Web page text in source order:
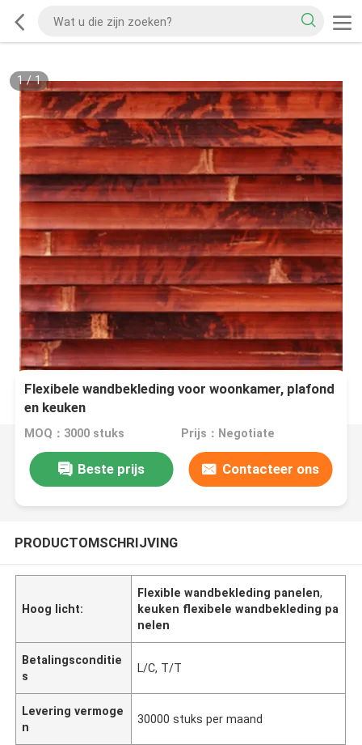
1/1
Flexibele wandbekleding voor woonkamer, plafond
en keuken
MOQ：3000 stuks Prijs：Negotiate
Beste prijs Contacteer ons
PRODUCTOMSCHRIJVING
Hoog licht:
Flexible wandbekleding panelen,
keuken flexibele wandbekleding pa
nelen
Betalingsconditie
s
L/C, T/T
Levering vermoge
n
30000 stuks per maand